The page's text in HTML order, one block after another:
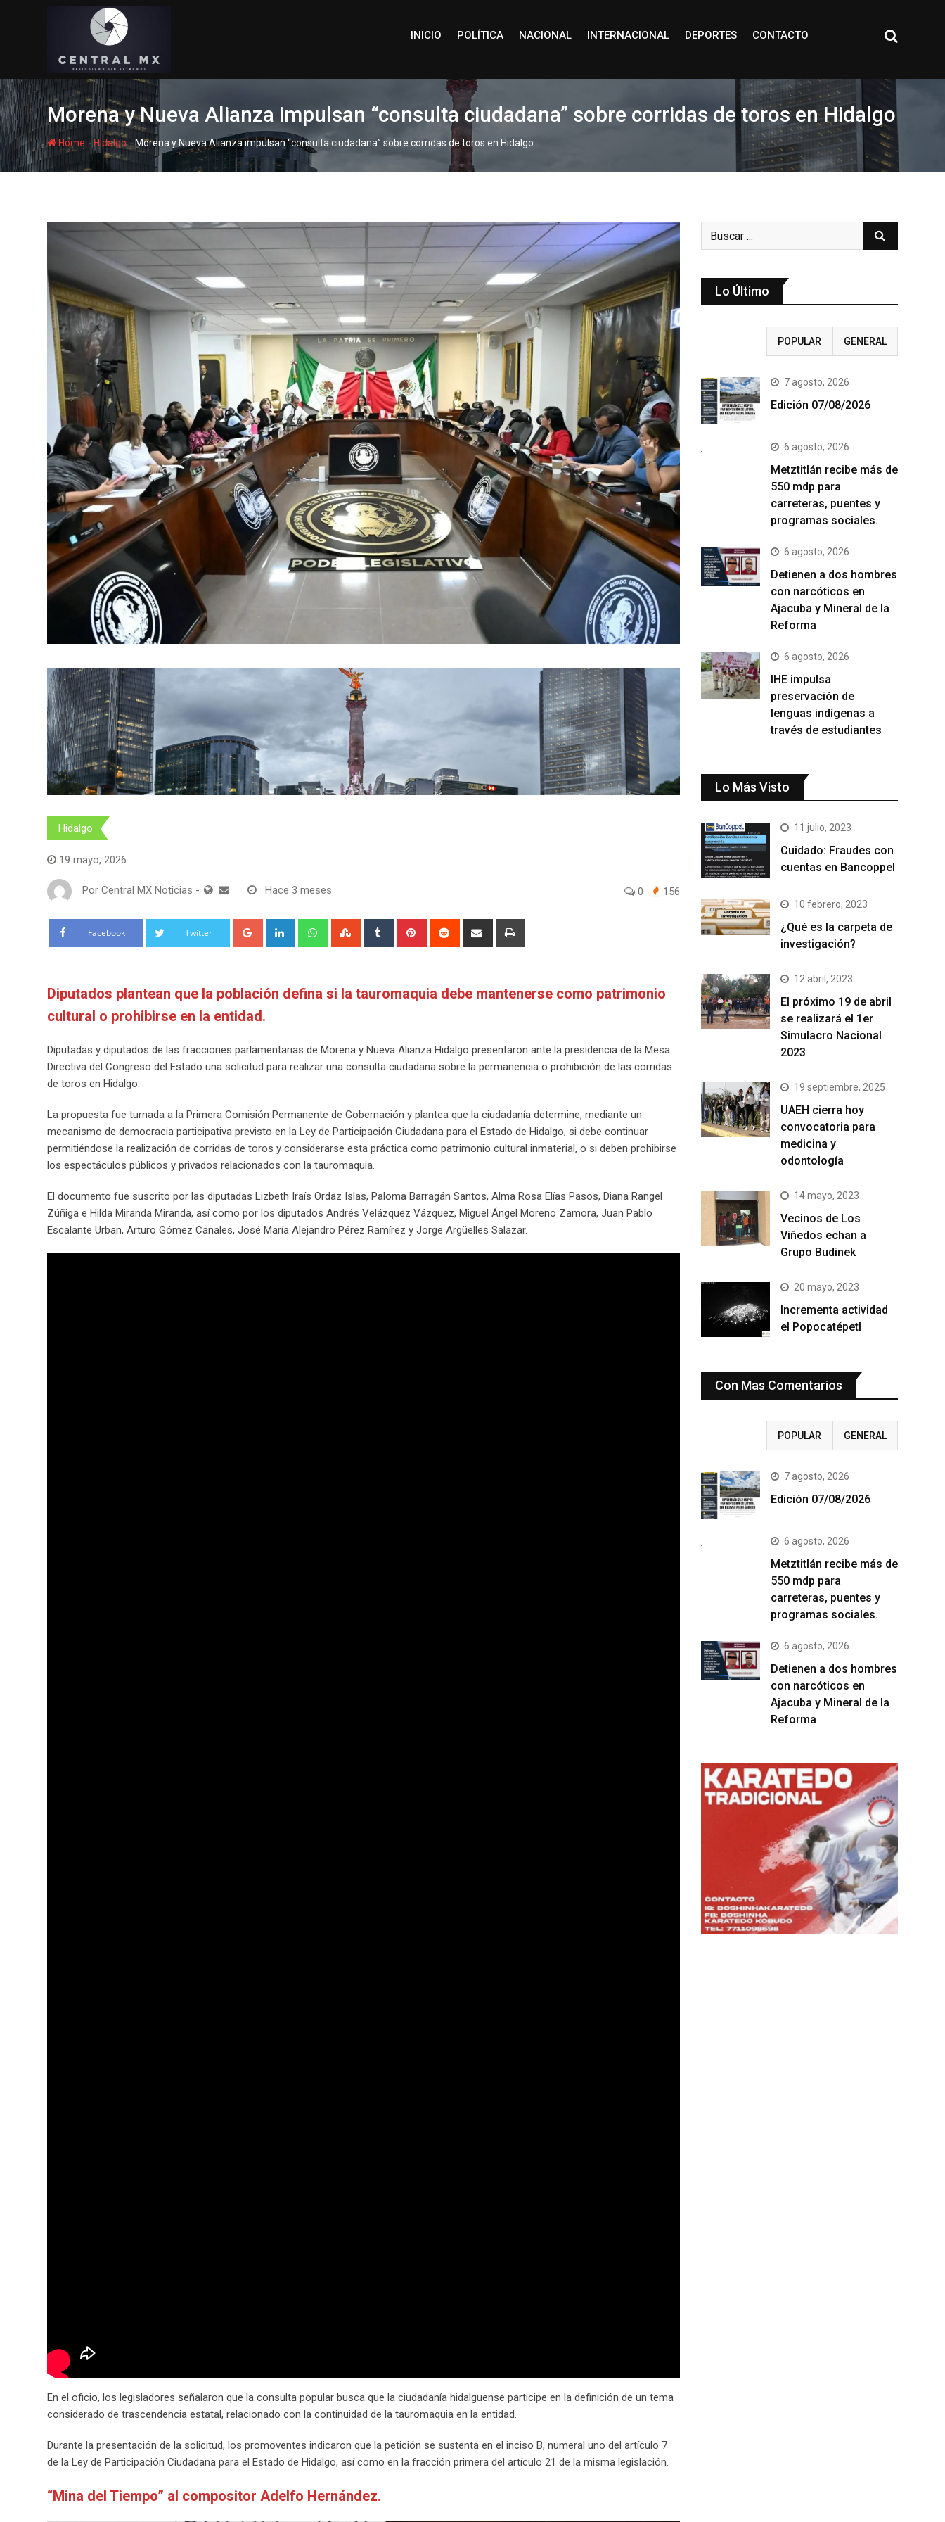
INICIO POLÍTICA NACIONAL INTERNACIONAL DEPORTES CONTACTO
Morena y Nueva Alianza impulsan “consulta ciudadana” sobre corridas de toros en Hidalgo
Home - Hidalgo- Morena y Nueva Alianza impulsan “consulta ciudadana” sobre corridas de toros en Hidalgo
Hidalgo
19 mayo, 2026
Por Central MX Noticias - Hace 3 meses 0 156
Facebook Twitter Google+ LinkedIn WhatsappStumbleUpon
Tumblr Pinterest Reddit
Share
Diputados plantean que la población defina si la tauromaquia debe mantenerse como patrimonio
cultural o prohibirse en la entidad.
Diputadas y diputados de las fracciones parlamentarias de Morena y Nueva Alianza Hidalgo presentaron ante la presidencia de la Mesa
Directiva del Congreso del Estado una solicitud para realizar una consulta ciudadana sobre la permanencia o prohibición de las corridas
de toros en Hidalgo.
La propuesta fue turnada a la Primera Comisión Permanente de Gobernación y plantea que la ciudadanía determine, mediante un
mecanismo de democracia participativa previsto en la Ley de Participación Ciudadana para el Estado de Hidalgo, si debe continuar
permitiéndose la realización de corridas de toros y considerarse esta práctica como patrimonio cultural inmaterial, o si deben prohibirse
los espectáculos públicos y privados relacionados con la tauromaquia.
El documento fue suscrito por las diputadas Lizbeth Iraís Ordaz Islas, Paloma Barragán Santos, Alma Rosa Elías Pasos, Diana Rangel
Zúñiga e Hilda Miranda Miranda, así como por los diputados Andrés Velázquez Vázquez, Miguel Ángel Moreno Zamora, Juan Pablo
Escalante Urban, Arturo Gómez Canales, José María Alejandro Pérez Ramírez y Jorge Argüelles Salazar.
En el oficio, los legisladores señalaron que la consulta popular busca que la ciudadanía hidalguense participe en la definición de un tema
considerado de trascendencia estatal, relacionado con la continuidad de la tauromaquia en la entidad.
Durante la presentación de la solicitud, los promoventes indicaron que la petición se sustenta en el inciso B, numeral uno del artículo 7
de la Ley de Participación Ciudadana para el Estado de Hidalgo, así como en la fracción primera del artículo 21 de la misma legislación.
“Mina del Tiempo” al compositor Adelfo Hernández.
Lo Último
POPULAR GENERAL
7 agosto, 2026
Edición 07/08/2026
6 agosto, 2026
Metztitlán recibe más de
550 mdp para
carreteras, puentes y
programas sociales.
6 agosto, 2026
Detienen a dos hombres
con narcóticos en
Ajacuba y Mineral de la
Reforma
6 agosto, 2026
IHE impulsa
preservación de
lenguas indígenas a
través de estudiantes
Lo Más Visto
11 julio, 2023
Cuidado: Fraudes con
cuentas en Bancoppel
10 febrero, 2023
¿Qué es la carpeta de
investigación?
12 abril, 2023
El próximo 19 de abril
se realizará el 1er
Simulacro Nacional
2023
19 septiembre, 2025
UAEH cierra hoy
convocatoria para
medicina y
odontología
14 mayo, 2023
Vecinos de Los
Viñedos echan a
Grupo Budinek
20 mayo, 2023
Incrementa actividad
el Popocatépetl
Con Mas Comentarios
POPULAR GENERAL
7 agosto, 2026
Edición 07/08/2026
6 agosto, 2026
Metztitlán recibe más de
550 mdp para
carreteras, puentes y
programas sociales.
6 agosto, 2026
Detienen a dos hombres
con narcóticos en
Ajacuba y Mineral de la
Reforma